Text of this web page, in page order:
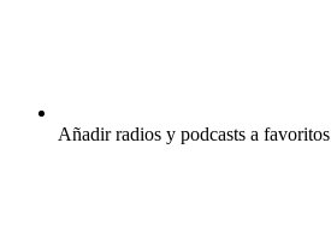
Añadir radios y podcasts a favoritos